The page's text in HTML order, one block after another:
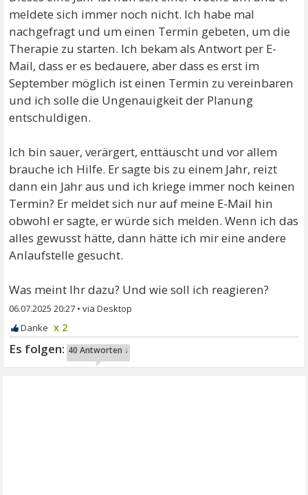
meldete sich immer noch nicht. Ich habe mal
nachgefragt und um einen Termin gebeten, um die
Therapie zu starten. Ich bekam als Antwort per E-
Mail, dass er es bedauere, aber dass es erst im
September möglich ist einen Termin zu vereinbaren
und ich solle die Ungenauigkeit der Planung
entschuldigen.
Ich bin sauer, verärgert, enttäuscht und vor allem
brauche ich Hilfe. Er sagte bis zu einem Jahr, reizt
dann ein Jahr aus und ich kriege immer noch keinen
Termin? Er meldet sich nur auf meine E-Mail hin
obwohl er sagte, er würde sich melden. Wenn ich das
alles gewusst hätte, dann hätte ich mir eine andere
Anlaufstelle gesucht.
Was meint Ihr dazu? Und wie soll ich reagieren?
06.07.2025 20:27 •
x 2
40 Antworten ↓